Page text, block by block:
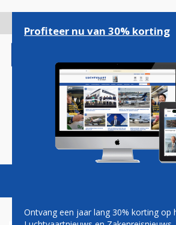
gaan
Magazine Podcasts
Profiteer nu van 30% korting
Ontvang een jaar lang 30% korting op